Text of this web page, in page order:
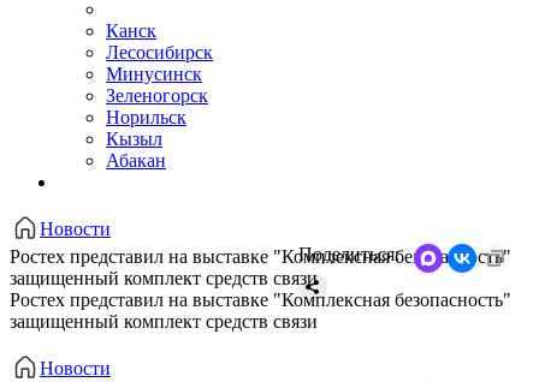
Канск
Лесосибирск
Минусинск
Зеленогорск
Норильск
Кызыл
Абакан
Новости
Ростех представил на выставке "Комплексная безопасность"
защищенный комплект средств связи
Ростех представил на выставке "Комплексная безопасность"
защищенный комплект средств связи
Поделиться:
Новости